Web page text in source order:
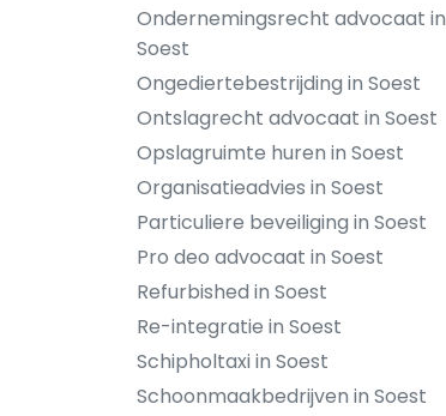
Ondernemingsrecht advocaat in
Soest
Ongediertebestrijding in Soest
Ontslagrecht advocaat in Soest
Opslagruimte huren in Soest
Organisatieadvies in Soest
Particuliere beveiliging in Soest
Pro deo advocaat in Soest
Refurbished in Soest
Re-integratie in Soest
Schipholtaxi in Soest
Schoonmaakbedrijven in Soest